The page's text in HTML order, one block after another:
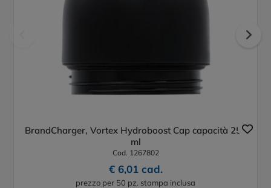
BrandCharger, Vortex Hydroboost Cap capacità 250
ml
Cod. 1267802
€ 6,01 cad.
prezzo per 50 pz. stampa inclusa